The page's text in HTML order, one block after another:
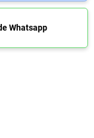
Whatsapp